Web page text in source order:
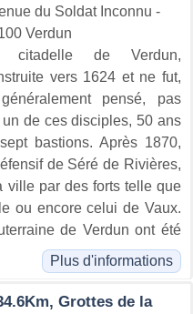
du Soldat Inconnu -
Verdun
citadelle de Verdun,
vers 1624 et ne fut,
pensé, pas
de ces disciples, 50 ans
bastions. Après 1870,
de Séré de Rivières,
ville par des forts telle que
ou encore celui de Vaux.
de Verdun ont été
Plus d'informations
Grottes de la